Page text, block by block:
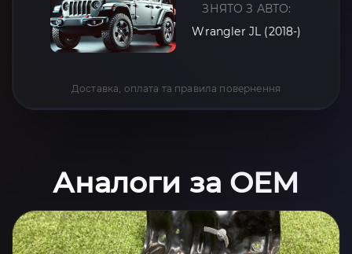
ЗНЯТО З АВТО:
Wrangler JL (2018-)
Доставка, оплата та правила повернення
Аналоги за OEM